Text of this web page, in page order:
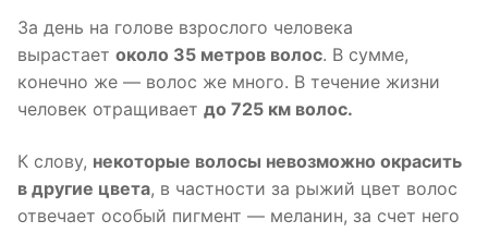
За день на голове взрослого человека
вырастает около 35 метров волос. В сумме,
конечно же — волос же много. В течение жизни
человек отращивает до 725 км волос.
К слову, некоторые волосы невозможно окрасить
в другие цвета, в частности за рыжий цвет волос
отвечает особый пигмент — меланин, за счет него